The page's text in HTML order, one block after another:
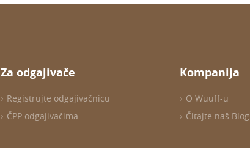
Za odgajivače
Registrujte odgajivačnicu
ČPP odgajivačima
Kompanija
O Wuuff-u
Čitajte naš Blog